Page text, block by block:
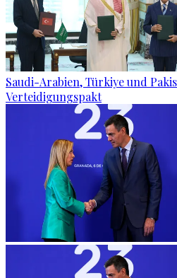
Saudi-Arabien, Türkiye und
Verteidigungspakt